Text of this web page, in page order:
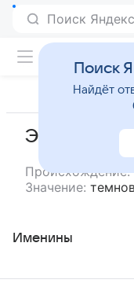
Поиск
Эбони
Происхождение:
Значение:
Именины
Поиск
Найдёт